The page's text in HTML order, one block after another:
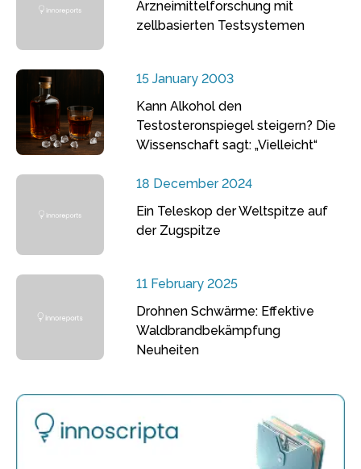
Arzneimittelforschung mit
zellbasierten Testsystemen
15 January 2003
Kann Alkohol den
Testosteronspiegel steigern? Die
Wissenschaft sagt: „Vielleicht“
18 December 2024
Ein Teleskop der Weltspitze auf
der Zugspitze
11 February 2025
Drohnen Schwärme: Effektive
Waldbrandbekämpfung
Neuheiten